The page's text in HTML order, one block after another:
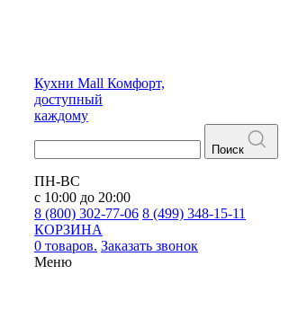
Кухни Mall Комфорт,
доступный
каждому
Поиск
ПН-ВС
с 10:00 до 20:00
8 (800) 302-77-06 8 (499) 348-15-11
КОРЗИНА
0 товаров. Заказать звонок
Меню